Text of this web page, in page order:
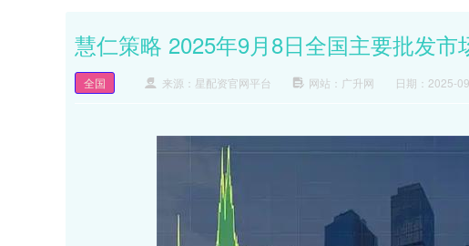
慧仁策略 2025年9月8日全国主要批发市
全国 来源：星配资官网平台 网站：广升网 日期：2025-